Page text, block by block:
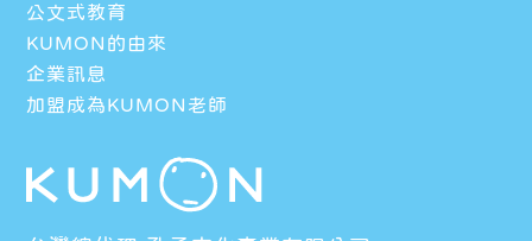
公文式教育
KUMON的由來
企業訊息
加盟成為KUMON老師